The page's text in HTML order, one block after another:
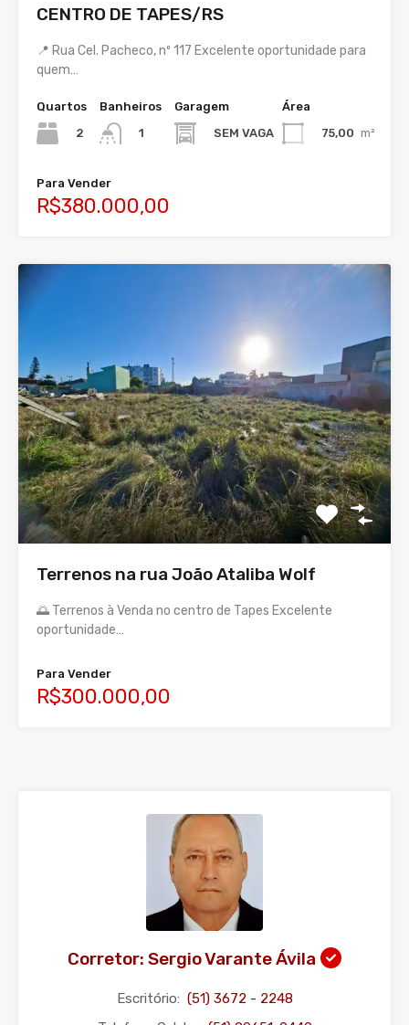
CENTRO DE TAPES/RS
📍 Rua Cel. Pacheco, nº 117 Excelente oportunidade para
quem…
Quartos
2
Banheiros
1
Garagem
SEM VAGA
Área
75,00 m²
Para Vender
R$380.000,00
Terrenos na rua João Ataliba Wolf
🌅 Terrenos à Venda no centro de Tapes Excelente
oportunidade…
Para Vender
R$300.000,00
Corretor: Sergio Varante Ávila
Escritório: (51) 3672 - 2248